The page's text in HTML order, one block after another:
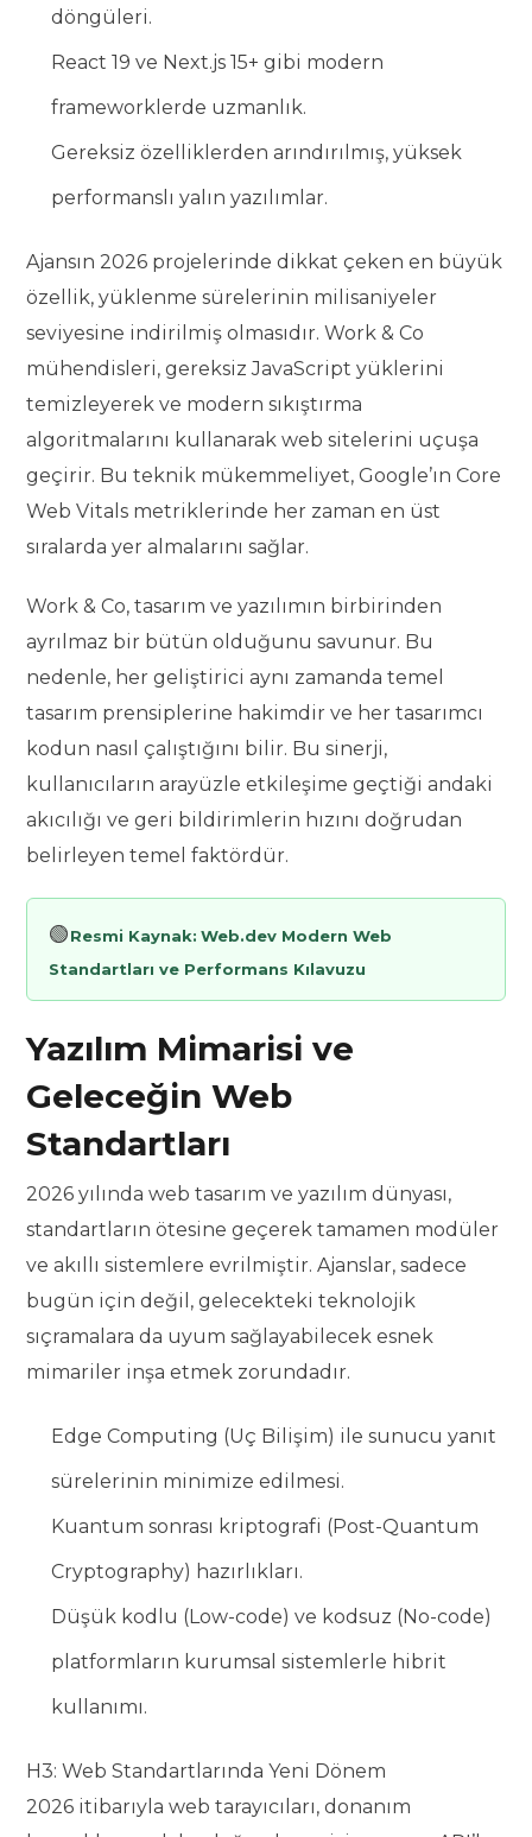
döngüleri.
React 19 ve Next.js 15+ gibi modern
frameworklerde uzmanlık.
Gereksiz özelliklerden arındırılmış, yüksek
performanslı yalın yazılımlar.
Ajansın 2026 projelerinde dikkat çeken en büyük
özellik, yüklenme sürelerinin milisaniyeler
seviyesine indirilmiş olmasıdır. Work & Co
mühendisleri, gereksiz JavaScript yüklerini
temizleyerek ve modern sıkıştırma
algoritmalarını kullanarak web sitelerini uçuşa
geçirir. Bu teknik mükemmeliyet, Google’ın Core
Web Vitals metriklerinde her zaman en üst
sıralarda yer almalarını sağlar.
Work & Co, tasarım ve yazılımın birbirinden
ayrılmaz bir bütün olduğunu savunur. Bu
nedenle, her geliştirici aynı zamanda temel
tasarım prensiplerine hakimdir ve her tasarımcı
kodun nasıl çalıştığını bilir. Bu sinerji,
kullanıcıların arayüzle etkileşime geçtiği andaki
akıcılığı ve geri bildirimlerin hızını doğrudan
belirleyen temel faktördür.
🟢Resmi Kaynak: Web.dev Modern Web
Standartları ve Performans Kılavuzu
Yazılım Mimarisi ve
Geleceğin Web
Standartları
2026 yılında web tasarım ve yazılım dünyası,
standartların ötesine geçerek tamamen modüler
ve akıllı sistemlere evrilmiştir. Ajanslar, sadece
bugün için değil, gelecekteki teknolojik
sıçramalara da uyum sağlayabilecek esnek
mimariler inşa etmek zorundadır.
Edge Computing (Uç Bilişim) ile sunucu yanıt
sürelerinin minimize edilmesi.
Kuantum sonrası kriptografi (Post-Quantum
Cryptography) hazırlıkları.
Düşük kodlu (Low-code) ve kodsuz (No-code)
platformların kurumsal sistemlerle hibrit
kullanımı.
H3: Web Standartlarında Yeni Dönem
2026 itibarıyla web tarayıcıları, donanım